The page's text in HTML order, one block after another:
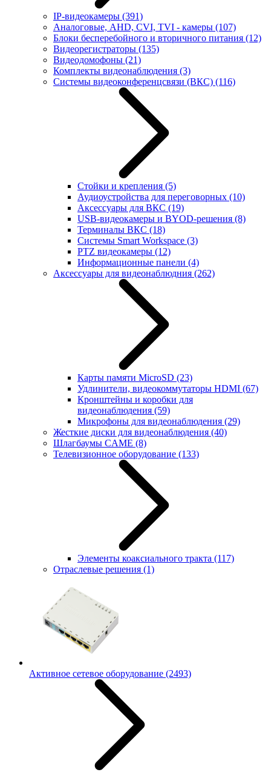
IP-видеокамеры (391)
Аналоговые, AHD, CVI, TVI - камеры (107)
Блоки бесперебойного и вторичного питания (12)
Видеорегистраторы (135)
Видеодомофоны (21)
Комплекты видеонаблюдения (3)
Системы видеоконференцсвязи (ВКС) (116)
Стойки и крепления (5)
Аудиоустройства для переговорных (10)
Аксессуары для ВКС (19)
USB-видеокамеры и BYOD-решения (8)
Терминалы ВКС (18)
Системы Smart Workspace (3)
PTZ видеокамеры (12)
Информационные панели (4)
Аксессуары для видеонаблюдния (262)
Карты памяти MicroSD (23)
Удлинители, видеокоммутаторы HDMI (67)
Кронштейны и коробки для
видеонаблюдения (59)
Микрофоны для видеонаблюдения (29)
Жесткие диски для видеонаблюдения (40)
Шлагбаумы CAME (8)
Телевизионное оборудование (133)
Элементы коаксиального тракта (117)
Отраслевые решения (1)
Активное сетевое оборудование (2493)